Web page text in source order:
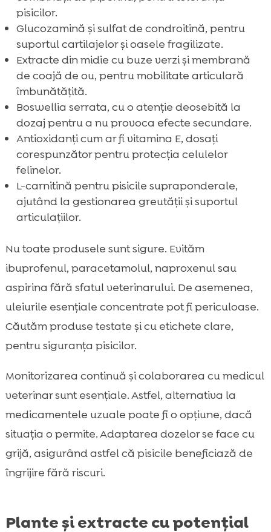
pisicilor.
Glucozamină și sulfat de condroitină, pentru
suportul cartilajelor și oasele fragilizate.
Extracte din midie cu buze verzi și membrană
de coajă de ou, pentru mobilitate articulară
îmbunătățită.
Boswellia serrata, cu o atenție deosebită la
dozaj pentru a nu provoca efecte secundare.
Antioxidanți cum ar fi vitamina E, dosați
corespunzător pentru protecția celulelor
felinelor.
L-carnitină pentru pisicile supraponderale,
ajutând la gestionarea greutății și suportul
articulațiilor.
Nu toate produsele sunt sigure. Evităm
ibuprofenul, paracetamolul, naproxenul sau
aspirina fără sfatul veterinarului. De asemenea,
uleiurile esențiale concentrate pot fi periculoase.
Căutăm produse testate și cu etichete clare,
pentru siguranța pisicilor.
Monitorizarea continuă și colaborarea cu medicul
veterinar sunt esențiale. Astfel, alternativa la
medicamentele uzuale poate fi o opțiune, dacă
situația o permite. Adaptarea dozelor se face cu
grijă, asigurând astfel că pisicile beneficiază de
îngrijire fără riscuri.
Plante și extracte cu potențial